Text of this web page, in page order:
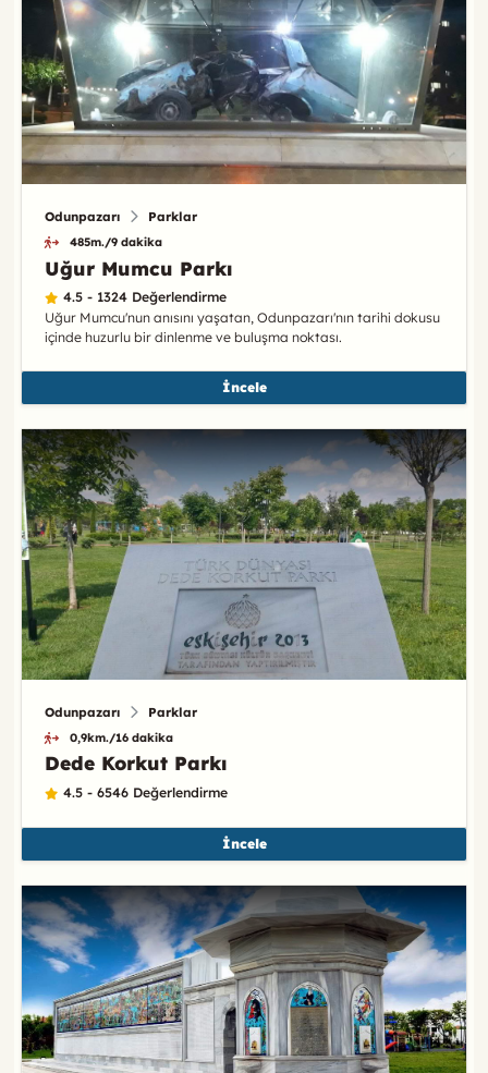
Odunpazarı Parklar
485m./9 dakika
Uğur Mumcu Parkı
4.5 - 1324 Değerlendirme
Uğur Mumcu'nun anısını yaşatan, Odunpazarı'nın tarihi dokusu
içinde huzurlu bir dinlenme ve buluşma noktası.
İncele
Odunpazarı Parklar
0,9km./16 dakika
Dede Korkut Parkı
4.5 - 6546 Değerlendirme
İncele